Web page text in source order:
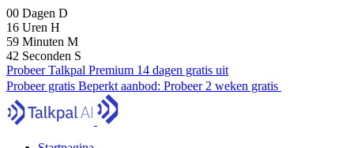
00 Dagen D
16 Uren H
59 Minuten M
41 Seconden S
Probeer Talkpal Premium 14 dagen gratis uit
Probeer gratis Beperkt aanbod: Probeer 2 weken gratis